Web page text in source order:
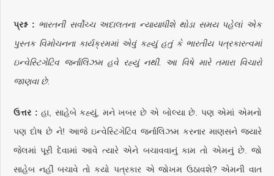
પ્રશ્ન : ભારતની સર્વોચ્ચ અદાલતના ન્યાયાધીશે થોડા સમય પહેલાં એક
પુસ્તક વિમોચનના કાર્યક્રમમાં એવું કહ્યું હતું કે ભારતીય પત્રકારત્વમાં
ઇન્વેસ્ટિગેટિવ જર્નાલિઝમ હવે રહ્યું નથી. આ વિષે મારે તમારા વિચારો
જાણવા છે.
ઉત્તર : હા, સાહેબે કહ્યું, મને ખબર છે એ બોલ્યા છે. પણ એમાં એમનો
પણ દોષ છે ને! આજે ઇન્વેસ્ટિગેટિવ જર્નાલિઝમ કરનાર માણસને જ્યારે
જેલમાં પૂરી દેવામાં આવે ત્યારે એને બચાવવાનું કામ તો એમનું છે. જો
સાહેબ નહીં બચાવે તો કયો પત્રકાર એ જોખમ ઉઠાવશે? એમની વાત